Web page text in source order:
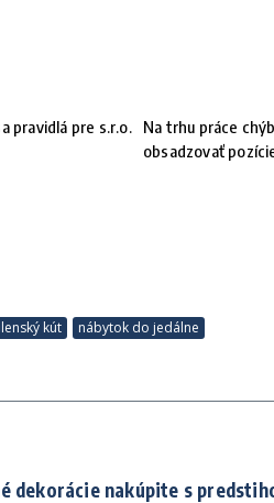
pravidlá pre s.r.o.
Na trhu práce
obsadzovať
kút nábytok do jedálne
dekorácie nakúpite s